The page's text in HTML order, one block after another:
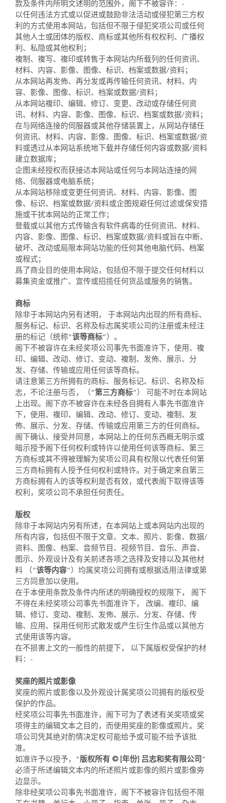
款及条件内所明文述明的范围外，阁下不被容许：-
以任何违法方式或以促进或鼓励非法活动或侵犯第三方权
利的方式使用本网站，包括但不限于侵犯奖项公司或任何
其他人士或团体的版权、商标或其他所有权权利、广播权
利、私隐或其他权利；
複制、複写、複印或转售于本网站内所载列的任何资讯、
材料、内容、影像、图像、标识、档案或数据/资料；
从本网站再发佈、再分发或再传输任何资讯、材料、内
容、影像、图像、标识、档案或数据/资料；
从本网站複印、编辑、修订、变更、改动或存储任何资
讯、材料、内容、影像、图像、标识、档案或数据/资料；
在与网络连接的伺服器或其他存储装置上，从网站存储任
何资讯、材料、内容、影像、图像、标识、档案或数据/资
料或透过从本网站系统地下载并存储任何内容或数据/资料
建立数据库；
企图未经授权而获接达本网站或任何与本网站连接的网
络、伺服器或电脑系统；
从本网站移除或变更任何资讯、材料、内容、影像、图
像、标识、档案或数据/资料或企图规避任何过滤或保安措
施或干扰本网站的正常工作；
登载或以其他方式传输含有软件病毒的任何资讯、材料、
内容、影像、图像、标识、档案或数据/资料或旨在中断、
破坏、改动或局限本网站功能的任何其他电脑代码、档案
或程式；
爲了商业目的使用本网站，包括但不限于提交任何材料以
募集资金或推广、宣传或招揽任何货品或服务的销售。
商标
除非于本网站内另有述明， 于本网站内出现的所有商标、
服务标记、标识、名称及标志属奖项公司的注册或未经注
册的标记（统称“该等商标”）。
阁下不被容许在未经奖项公司事先书面准许下，使用、複
印、编辑、改动、修订、变动、複制、发佈、展示、分
发、存储、传输或应用任何该等商标。
请注意第三方所拥有的商标、服务标记、标识、名称及标
志，不论注册与否，（“ 第三方商标”） 可能不时在本网站
上出现。阁下亦不被容许在未经各自拥有人事先书面准许
下，使用、複印、编辑、改动、修订、变动、複制、发
佈、展示、分发、存储、传输或应用第三方的任何商标。
阁下确认、接受并同意，本网站上的任何东西概无明示或
暗示授予阁下任何权利或特许以使用任何该等商标、第三
方商标或其不得被理解为奖项公司具有权限以代表任何第
三方商标拥有人授予任何权利或特许。对于确定来自第三
方商标拥有人的该等权利是否有效，或代表阁下取得该等
权利，奖项公司不承担任何责任。
版权
除非于本网站内另有所述，在本网站上或本网站内出现的
所有内容，包括但不限于文章、文本、照片、影像、数据/
资料、图像、档案、音频节目、视频节目、音乐、声音、
图示、外观设计及有关前述各项之选择及安排以及其他材
料 （“该等内容”）均属奖项公司拥有或根据适用法律或第
三方同意加以使用。
在于本使用条款及条件内所述的明确授权的规限下， 阁下
不得在未经奖项公司事先书面准许下， 改编、複印、编
辑、修订、变动、複制、发佈、展示、分发、存储、传
输、应用、採用任何形式散发或产生衍生作品或以其他方
式使用该等内容。
在不损害上文的一般性的前提下， 以下属版权受保护的材
料：-
奖座的照片或影像
奖座的照片或影像以及外观设计属奖项公司拥有的版权受
保护的作品。
经奖项公司事先书面准许，阁下可为了表述有关奖项或奖
项得主的编辑文本之目的，而使用奖座的影像或照片。奖
项公司凭其绝对酌情决定权可能给予或可能不给予该批
准。
如准许予以授予，“版权所有 © [年份] 吕志和奖有限公司 ”
必须于所述编辑文本内的所述照片或影像的照片或影像旁
边显示。
除非经奖项公司事先书面准许，阁下不被容许包括但不限